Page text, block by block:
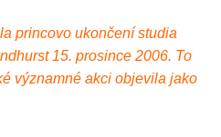
princovo ukončení studia
15. prosince 2006. To
významné akci objevila jako